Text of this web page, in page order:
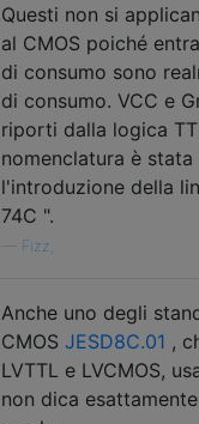
Questi non si
al CMOS poiché
di consumo sono
di consumo. VCC e
riporti dalla logica
nomenclatura è
l'introduzione della
74C ".
Fizz,
Anche uno degli
CMOS JESD8C.01 ,
LVTTL e LVCMOS,
non dica